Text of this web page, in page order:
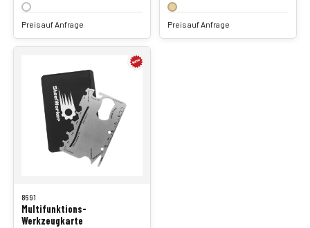
Preis auf Anfrage Preis auf Anfrage
8691
Multifunktions-
Werkzeugkarte